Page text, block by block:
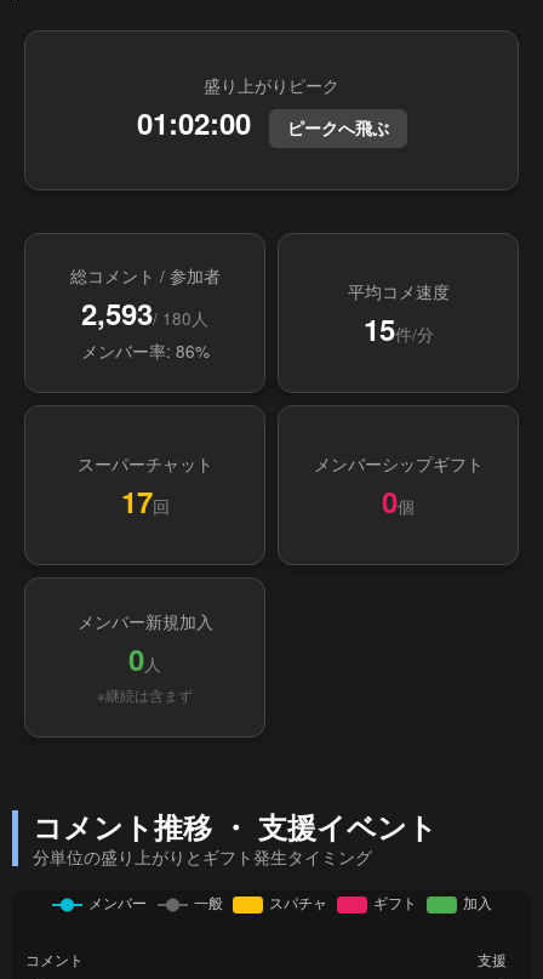
盛り上がりピーク
01:02:00 ピークへ飛ぶ
総コメント / 参加者
2,593/ 180人
メンバー率: 86%
平均コメ速度
15件/分
スーパーチャット
17回
メンバーシップギフト
0個
メンバー新規加入
0人
※継続は含まず
コメント推移 ・ 支援イベント
分単位の盛り上がりとギフト発生タイミング